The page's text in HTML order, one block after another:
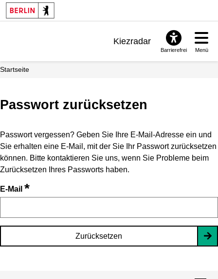
Kiezradar
Barrierefrei Menü
Startseite
Passwort zurücksetzen
Passwort vergessen? Geben Sie Ihre E-Mail-Adresse ein und
Sie erhalten eine E-Mail, mit der Sie Ihr Passwort zurücksetzen
können. Bitte kontaktieren Sie uns, wenn Sie Probleme beim
Zurücksetzen Ihres Passworts haben.
E-Mail *
Zurücksetzen